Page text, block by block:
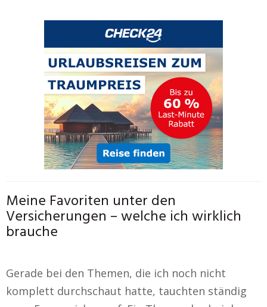
Meine Favoriten unter den
Versicherungen – welche ich wirklich
brauche
Gerade bei den Themen, die ich noch nicht
komplett durchschaut hatte, tauchten ständig